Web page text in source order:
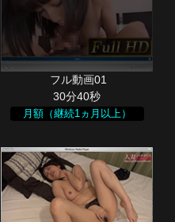
30分40秒
月額（継続1ヵ月以上）